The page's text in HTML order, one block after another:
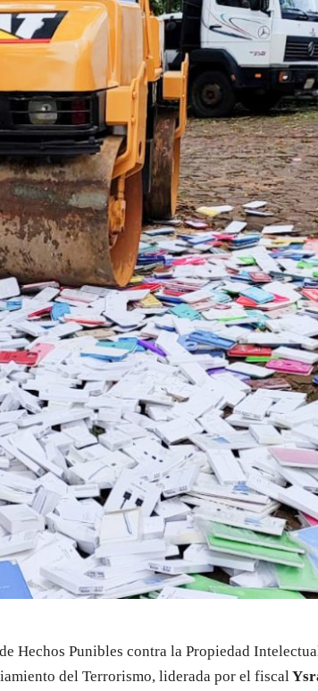
Hechos Punibles contra la Propiedad
del Terrorismo, liderada por el fiscal